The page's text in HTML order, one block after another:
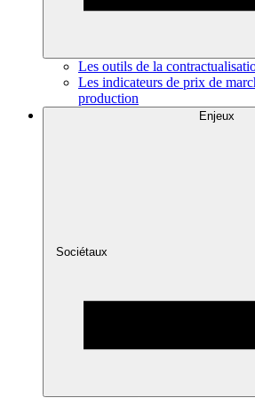
Les outils de la
Les indicateurs de prix de
production
Enjeux
Sociétaux